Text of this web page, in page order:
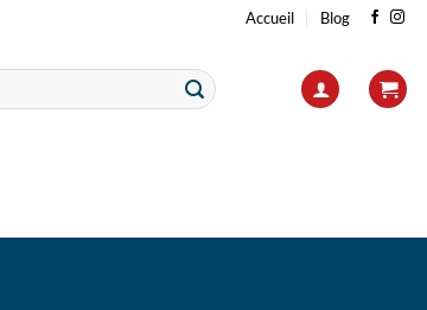
Accueil Blog